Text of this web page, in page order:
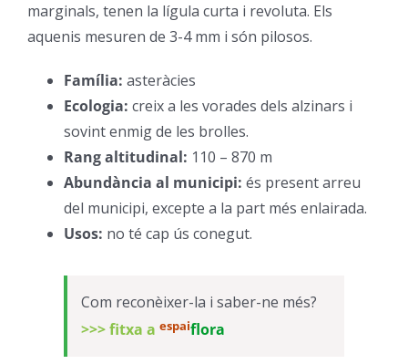
marginals, tenen la lígula curta i revoluta. Els
aquenis mesuren de 3-4 mm i són pilosos.
Família: asteràcies
Ecologia: creix a les vorades dels alzinars i
sovint enmig de les brolles.
Rang altitudinal: 110 – 870 m
Abundància al municipi: és present arreu
del municipi, excepte a la part més enlairada.
Usos: no té cap ús conegut.
Com reconèixer-la i saber-ne més?
>>> fitxa a espaiflora